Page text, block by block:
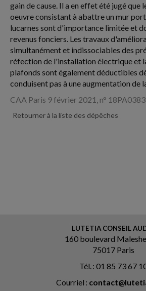
gain de cause. Il a en effet été jugé que
oeuvre consistant à abattre un mur
lucarnes sont d'importance limitée et
revenus fonciers. Les travaux
simultanément et indissociables des
réfection de l'installation électrique et
plafonds sont également déductibles
conduisent pas à une augmentation de
CAA Paris 9 février 2021, n°
Retourner à la liste des dépêches
LUTETIA CONSEIL
160 boulevard
75017 Paris
Tél. : 01 85 73 67
Courriel :